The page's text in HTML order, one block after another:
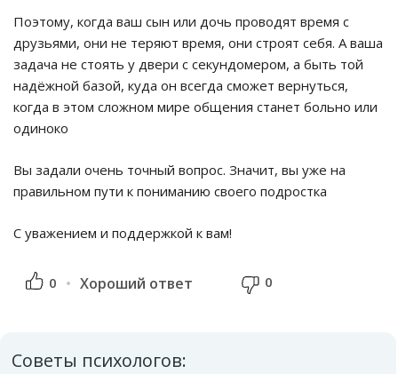
Поэтому, когда ваш сын или дочь проводят время с
друзьями, они не теряют время, они строят себя. А ваша
задача не стоять у двери с секундомером, а быть той
надёжной базой, куда он всегда сможет вернуться,
когда в этом сложном мире общения станет больно или
одиноко
Вы задали очень точный вопрос. Значит, вы уже на
правильном пути к пониманию своего подростка
С уважением и поддержкой к вам!
0 Хороший ответ 0
Советы психологов: